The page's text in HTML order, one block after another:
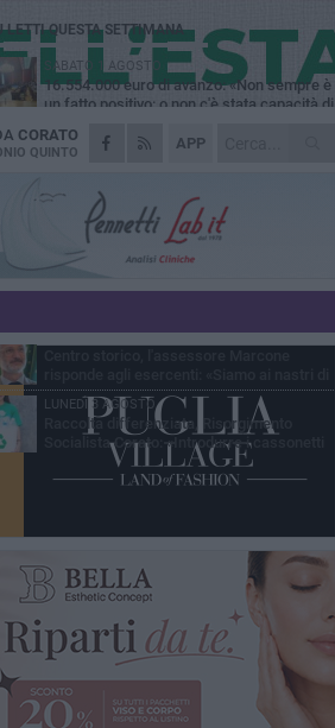
APP
CORATO
QUINTO
LETTI QUESTA SETTIMANA
SABATO 1 AGOSTO
16.554.000 euro di avanzo: «Non sempre è
un fatto positivo: o non c'è stata capacità di
VENERDÌ 31 LUGLIO
Via Dante, aiuole nel degrado: tra incuria
VENERDÌ 31 LUGLIO
Corato, le attività chiedono di accelerare
sul calendario estivo: «Gli eventi generano
consumi e nuove opportunità»
MERCOLEDÌ 5 AGOSTO
Chiuso momentaneamente distributore di
SABATO 1 AGOSTO
LUNEDÌ 3 AGOSTO
Raccolta differenziata, Risorgimento
Socialista Corato: «Introdurre i cassonetti